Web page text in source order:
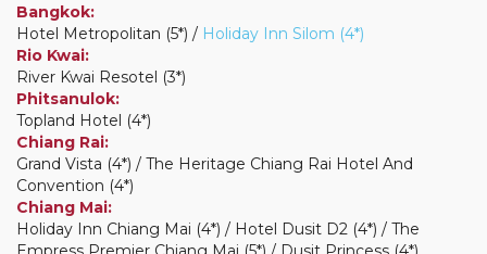
Bangkok:
Hotel Metropolitan (5*) / Holiday Inn Silom (4*)
Rio Kwai:
River Kwai Resotel (3*)
Phitsanulok:
Topland Hotel (4*)
Chiang Rai:
Grand Vista (4*) / The Heritage Chiang Rai Hotel And
Convention (4*)
Chiang Mai:
Holiday Inn Chiang Mai (4*) / Hotel Dusit D2 (4*) / The